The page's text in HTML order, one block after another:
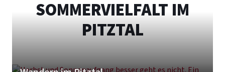
SOMMERVIELFALT IM
PITZTAL